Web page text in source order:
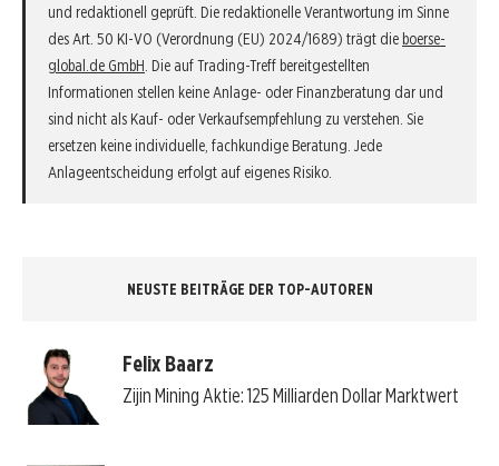
und redaktionell geprüft. Die redaktionelle Verantwortung im Sinne
des Art. 50 KI-VO (Verordnung (EU) 2024/1689) trägt die boerse-
global.de GmbH . Die auf Trading-Treff bereitgestellten
Informationen stellen keine Anlage- oder Finanzberatung dar und
sind nicht als Kauf- oder Verkaufsempfehlung zu verstehen. Sie
ersetzen keine individuelle, fachkundige Beratung. Jede
Anlageentscheidung erfolgt auf eigenes Risiko.
NEUSTE BEITRÄGE DER TOP-AUTOREN
Felix Baarz
Zijin Mining Aktie: 125 Milliarden Dollar Marktwert